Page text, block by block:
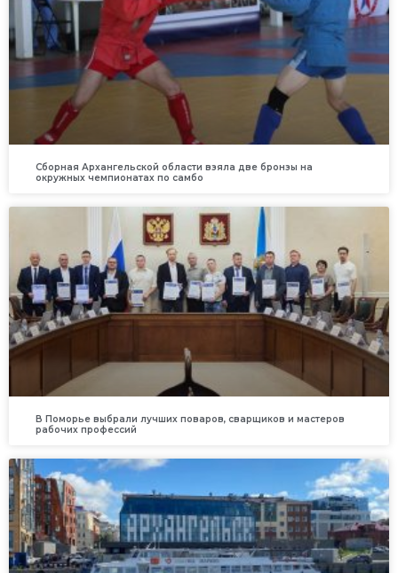
Сборная Архангельской области взяла две бронзы на
окружных чемпионатах по самбо
В Поморье выбрали лучших поваров, сварщиков и мастеров
рабочих профессий